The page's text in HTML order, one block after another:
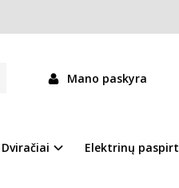
Mano paskyra
Dviračiai Elektrinų
Prekė sandėlyje